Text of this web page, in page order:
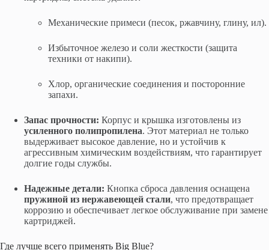
Механические примеси (песок, ржавчину, глину, ил).
Избыточное железо и соли жесткости (защита
техники от накипи).
Хлор, органические соединения и посторонние
запахи.
Запас прочности: Корпус и крышка изготовлены из
усиленного полипропилена. Этот материал не только
выдерживает высокое давление, но и устойчив к
агрессивным химическим воздействиям, что гарантирует
долгие годы службы.
Надежные детали: Кнопка сброса давления оснащена
пружиной из нержавеющей стали, что предотвращает
коррозию и обеспечивает легкое обслуживание при замене
картриджей.
Где лучше всего применять Big Blue?